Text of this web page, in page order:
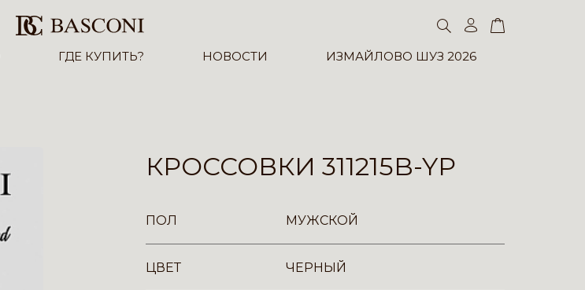
ГДЕ КУПИТЬ? НОВОСТИ ИЗМАЙЛОВО ШУЗ 2026
КРОССОВКИ 311215B-YP
ПОЛ МУЖСКОЙ
ЦВЕТ ЧЕРНЫЙ